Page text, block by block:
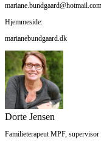
mariane.bundgaard@hotmail.com
Hjemmeside:
marianebundgaard.dk
Dorte Jensen
Familieterapeut MPF,